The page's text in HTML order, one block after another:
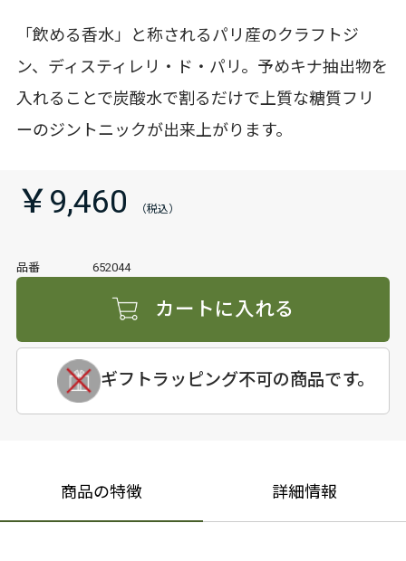
「飲める香水」と称されるパリ産のクラフトジ
ン、ディスティレリ・ド・パリ。予めキナ抽出物を
入れることで炭酸水で割るだけで上質な糖質フリ
ーのジントニックが出来上がります。
￥9,460
品番 652044
カートに入れる
ギフトラッピング不可の商品です。
商品の特徴 詳細情報